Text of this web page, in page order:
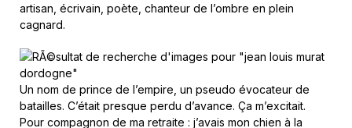
artisan, écrivain, poète, chanteur de l’ombre en plein
cagnard.
Un nom de prince de l’empire, un pseudo évocateur de
batailles. C’était presque perdu d’avance. Ça m’excitait.
Pour compagnon de ma retraite : j’avais mon chien à la